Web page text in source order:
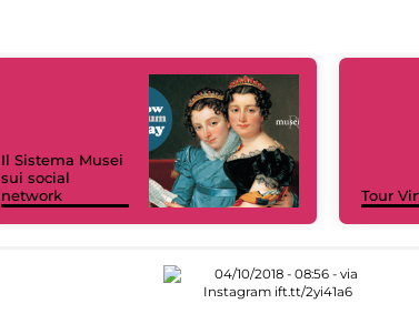
Il Sistema Musei
sui social
network
Tour